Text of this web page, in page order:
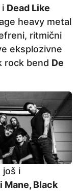
i Dead Like
heavy metal
ritmični
eksplozivne
rock bend De
još i
Mane, Black